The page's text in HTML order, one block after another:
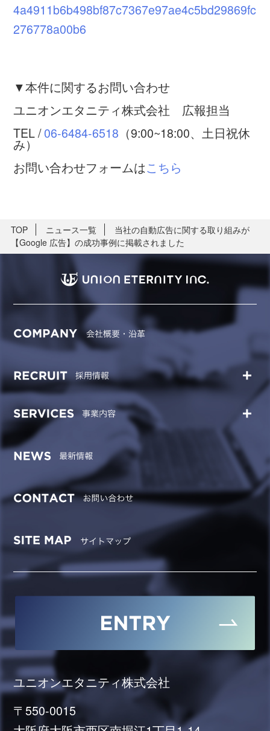
4a4911b6b498bf87c7367e97ae4c5bd29869fc
276778a00b6
▼本件に関するお問い合わせ
ユニオンエタニティ株式会社 広報担当
TEL /06-6484-6518 （9:00~18:00、土日祝休
み）
お問い合わせフォームはこちら
TOP ニュース一覧
当社の自動広告に関する取り組みが
【Google 広告】の成功事例に掲載されました
ユニオンエタニティ株式会社
〒550-0015